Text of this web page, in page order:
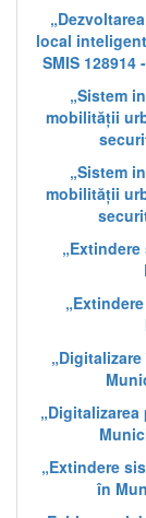
local
SMIS 128914
„Sistem
mobilității
„Sistem
mobilității
„Extindere
în